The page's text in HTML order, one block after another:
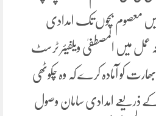
میں معصوم بچوں تک امدادی
عمل میں المصطفیٰ ویلفیئر ٹرسٹ
کو آمادہ کرے کہ وہ چکوٹھی
کے ذریعے امدادی سامان وصول